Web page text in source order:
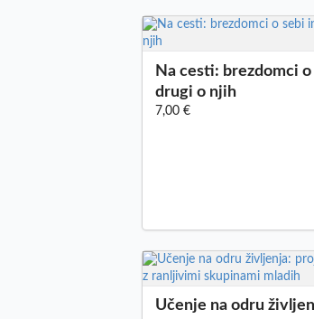
Na cesti: brezdomci
drugi o njih
7,00 €
Učenje na odru